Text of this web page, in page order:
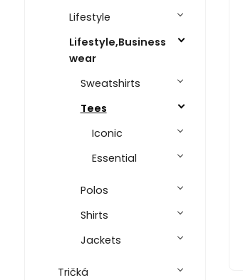
Lifestyle
Lifestyle,Business
wear
Sweatshirts
Tees
Iconic
Essential
Polos
Shirts
Jackets
Tričká